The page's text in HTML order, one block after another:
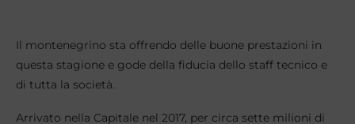
Il montenegrino sta offrendo delle buone prestazioni in
questa stagione e gode della fiducia dello staff tecnico e
di tutta la società.
Arrivato nella Capitale nel 2017, per circa sette milioni di